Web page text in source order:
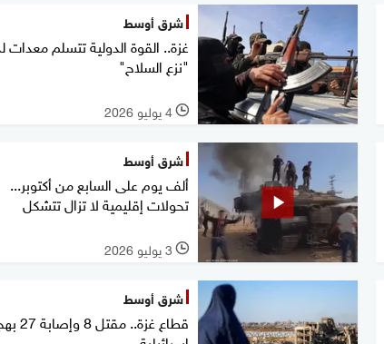
شرق أوسط
غزة.. القوة الدولية تتسلم معدات
"نزع السلاح"
l 4 يوليو 2026
شرق أوسط
ألف يوم على السابع من أكتوبر...
تحولات إقليمية لا تزال تتشكل
l 3 يوليو 2026
شرق أوسط
قطاع